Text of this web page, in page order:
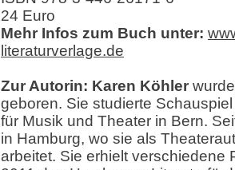
24 Euro
Mehr Infos zum Buch unter:
literaturverlage.de
Zur Autorin: Karen Köhler
geboren. Sie studierte
für Musik und Theater in Bern.
in Hamburg, wo sie als
arbeitet. Sie erhielt verschiedene